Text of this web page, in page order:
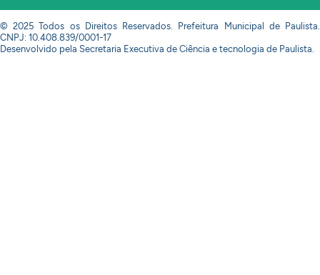
© 2025 Todos os Direitos Reservados. Prefeitura Municipal de Paulista.
CNPJ: 10.408.839/0001-17
Desenvolvido pela Secretaria Executiva de Ciência e tecnologia de Paulista.